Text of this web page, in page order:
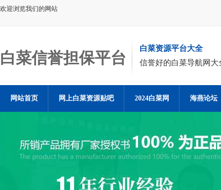
欢迎浏览我们的网站
白菜信誉担保平台
白菜资源平台大全
信誉好的白菜导航网大
网站首页 网上白菜资源贴吧 2024白菜网 海燕论坛